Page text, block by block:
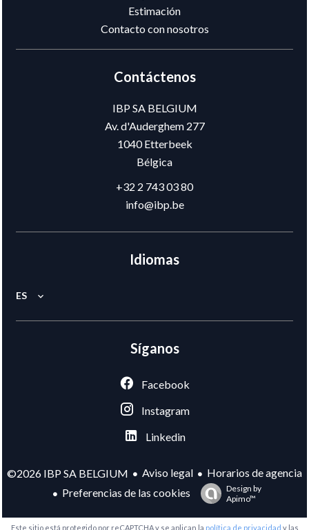
Estimación
Contacto con nosotros
Contáctenos
IBP SA BELGIUM
Av. d'Auderghem 277
1040Etterbeek
Bélgica
+32 2 743 03 80
info@ibp.be
Idiomas
ES
Síganos
Facebook
Instagram
Linkedin
©2026 IBP SA BELGIUM Aviso legal
Horarios de agencia
Preferencias de las cookies
Design by
Apimo™
Este sitio está protegido por reCAPTCHA y se aplican la política de privacidad y las